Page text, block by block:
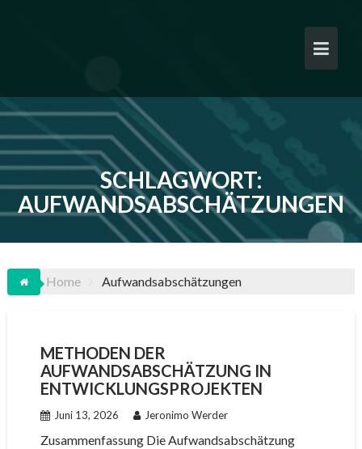
SCHLAGWORT:
AUFWANDSABSCHÄTZUNGEN
Home Aufwandsabschätzungen
METHODEN DER
AUFWANDSABSCHÄTZUNG IN
ENTWICKLUNGSPROJEKTEN
Juni 13, 2026 Jeronimo Werder
Zusammenfassung Die Aufwandsabschätzung